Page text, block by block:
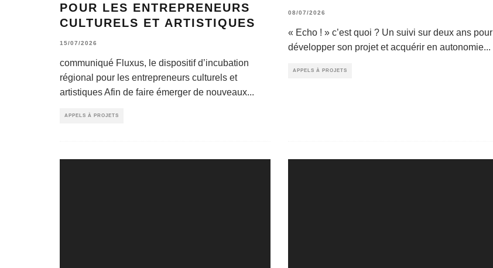
POUR LES ENTREPRENEURS
CULTURELS ET ARTISTIQUES
15/07/2026
communiqué Fluxus, le dispositif d’incubation
régional pour les entrepreneurs culturels et
artistiques Afin de faire émerger de nouveaux...
APPELS À PROJETS
08/07/2026
« Echo ! » c’est quoi ? Un suivi sur deux ans pour
développer son projet et acquérir en autonomie...
APPELS À PROJETS